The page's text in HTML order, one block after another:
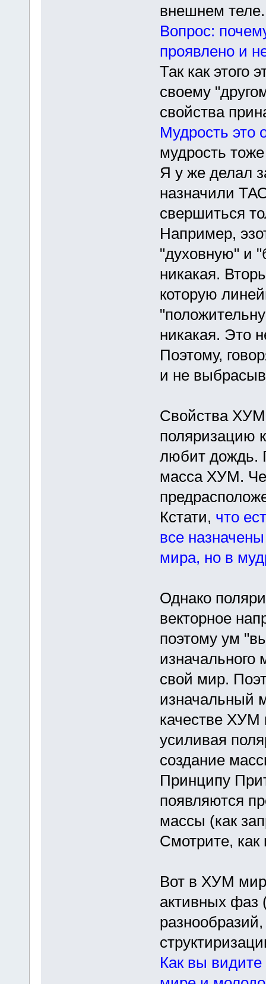
внешнем теле.
Вопрос:
проявлено и
Так как этого
своему
свойства
Мудрость это
мудрость
Я у же делал
назначили
свершиться
Например,
"духовную" и
никакая.
которую
никакая. Это
Поэтому,
и не
Свойства ХУМ
поляризацию
любит дождь.
масса ХУМ.
Кстати, что
все
мира, но в
Однако
векторное
поэтому ум
изначального
свой мир.
изначальный
качестве ХУМ
усиливая
создание
Принципу
появляются
массы (как
Смотрите, как
Вот в ХУМ
активных
Как вы